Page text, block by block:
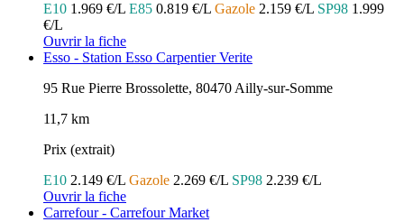
E10 1.969 €/L E85 0.819 €/L Gazole 2.159 €/L SP98 1.999
€/L
Ouvrir la fiche
Esso - Station Esso Carpentier Verite
95 Rue Pierre Brossolette, 80470 Ailly-sur-Somme
11,7 km
Prix (extrait)
E10 2.149 €/L Gazole 2.269 €/L SP98 2.239 €/L
Ouvrir la fiche
Carrefour - Carrefour Market